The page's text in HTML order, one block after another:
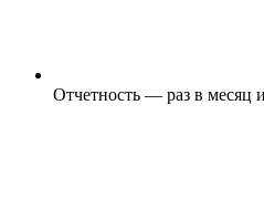
Отчетность — раз в месяц